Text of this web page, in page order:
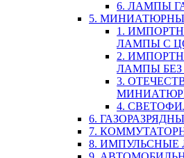
6. ЛАМПЫ
5.
1.
ЛАМПЫ С
2.
ЛАМПЫ
3.
4.
6.
7.
8.